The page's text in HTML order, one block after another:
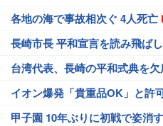
各地の海で事故相次ぐ 4人死亡
長崎市長 平和宣言を読み飛ばし
台湾代表、長崎の平和式典を欠
イオン爆発「貴重品OK」と許
甲子園 10年ぶりに初戦で姿消す